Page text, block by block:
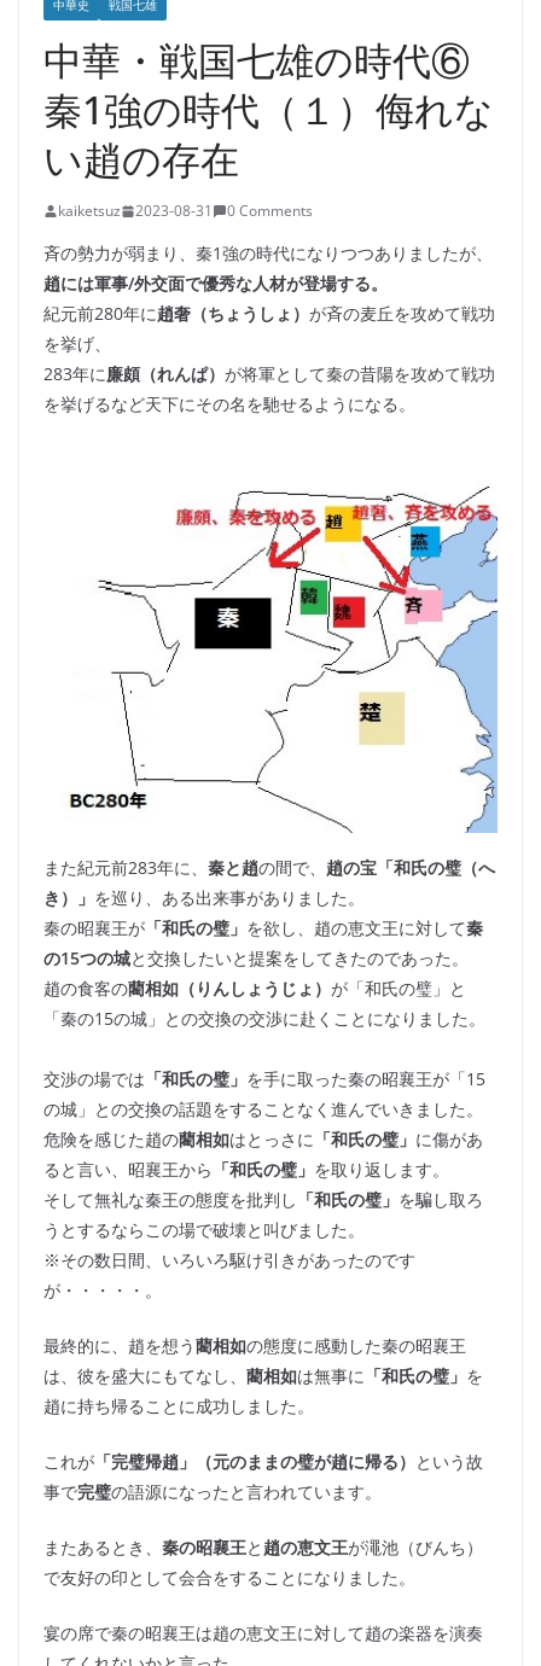
中華史 戦国七雄
中華・戦国七雄の時代⑥
秦1強の時代（１）侮れな
い趙の存在
kaiketsuz 2023-08-31 0 Comments
斉の勢力が弱まり、秦1強の時代になりつつありましたが、
趙には軍事/外交面で優秀な人材が登場する。
紀元前280年に趙奢（ちょうしょ） が斉の麦丘を攻めて戦功
を挙げ、
283年に廉頗（れんぱ） が将軍として秦の昔陽を攻めて戦功
を挙げるなど天下にその名を馳せるようになる。
また紀元前283年に、 秦と趙の間で、 趙の宝「和氏の璧（へ
き）」 を巡り、ある出来事がありました。
秦の昭襄王が 「和氏の璧」 を欲し、趙の恵文王に対して秦
の15つの城と交換したいと提案をしてきたのであった。
趙の食客の藺相如（りんしょうじょ） が「和氏の璧」と
「秦の15の城」との交換の交渉に赴くことになりました。
交渉の場では 「和氏の璧」 を手に取った秦の昭襄王が「15
の城」との交換の話題をすることなく進んでいきました。
危険を感じた趙の藺相如はとっさに 「和氏の璧」 に傷があ
ると言い、昭襄王から 「和氏の璧」 を取り返します。
そして無礼な秦王の態度を批判し 「和氏の璧」 を騙し取ろ
うとするならこの場で破壊と叫びました。
※その数日間、いろいろ駆け引きがあったのです
が・・・・・。
最終的に、趙を想う藺相如の態度に感動した秦の昭襄王
は、彼を盛大にもてなし、 藺相如は無事に 「和氏の璧」 を
趙に持ち帰ることに成功しました。
これが 「完璧帰趙」（元のままの璧が趙に帰る） という故
事で完璧の語源になったと言われています。
またあるとき、 秦の昭襄王と 趙の恵文王が澠池（びんち）
で友好の印として会合をすることになりました。
宴の席で秦の昭襄王は趙の恵文王に対して趙の楽器を演奏